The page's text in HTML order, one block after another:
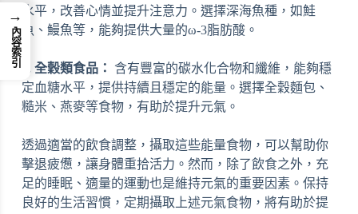
水平，改善心情並提升注意力。選擇深海魚種，如鮭
魚、鰻魚等，能夠提供大量的ω-3脂肪酸。
4. 全穀類食品：
含有豐富的碳水化合物和纖維，能夠穩
定血糖水平，提供持續且穩定的能量。選擇全穀麵包、
糙米、燕麥等食物，有助於提升元氣。
透過適當的飲食調整，攝取這些能量食物，可以幫助你
擊退疲憊，讓身體重拾活力。然而，除了飲食之外，充
足的睡眠、適量的運動也是維持元氣的重要因素。保持
良好的生活習慣，定期攝取上述元氣食物，將有助於提
→
內容索引